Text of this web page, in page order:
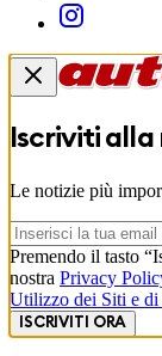
Iscriviti
Le notizie più
Premendo il tasto
nostra Privacy
Utilizzo dei Siti e di
ISCRIVITI ORA